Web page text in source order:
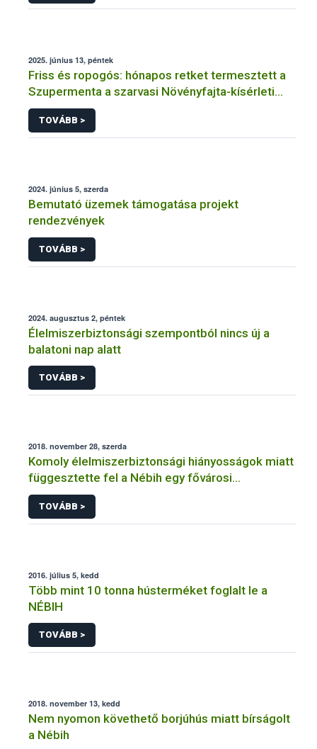
2025. június 13, péntek
Friss és ropogós: hónapos retket termesztett a
Szupermenta a szarvasi Növényfajta-kísérleti
Állomáson
TOVÁBB >
2024. június 5, szerda
Bemutató üzemek támogatása projekt
rendezvények
TOVÁBB >
2024. augusztus 2, péntek
Élelmiszerbiztonsági szempontból nincs új a
balatoni nap alatt
TOVÁBB >
2018. november 28, szerda
Komoly élelmiszerbiztonsági hiányosságok miatt
függesztette fel a Nébih egy fővárosi
cukrászüzem működését
TOVÁBB >
2016. július 5, kedd
Több mint 10 tonna hústerméket foglalt le a
NÉBIH
TOVÁBB >
2018. november 13, kedd
Nem nyomon követhető borjúhús miatt bírságolt
a Nébih